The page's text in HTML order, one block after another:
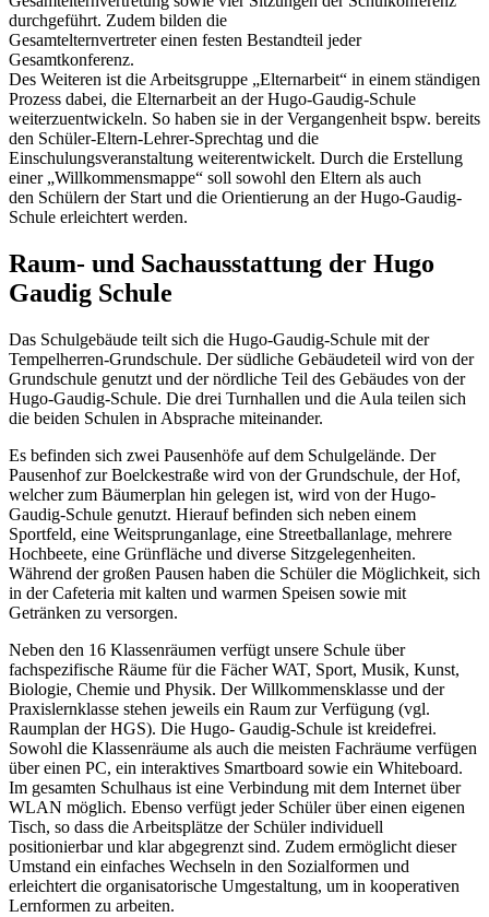
durchgeführt. Zudem bilden die
Gesamtelternvertreter einen festen Bestandteil jeder
Gesamtkonferenz.
Des Weiteren ist die Arbeitsgruppe „Elternarbeit“ in einem ständigen
Prozess dabei, die Elternarbeit an der Hugo-Gaudig-Schule
weiterzuentwickeln. So haben sie in der Vergangenheit bspw. bereits
den Schüler-Eltern-Lehrer-Sprechtag und die
Einschulungsveranstaltung weiterentwickelt. Durch die Erstellung
einer „Willkommensmappe“ soll sowohl den Eltern als auch
den Schülern der Start und die Orientierung an der Hugo-Gaudig-
Schule erleichtert werden.
Raum- und Sachausstattung der Hugo
Gaudig Schule
Das Schulgebäude teilt sich die Hugo-Gaudig-Schule mit der
Tempelherren-Grundschule. Der südliche Gebäudeteil wird von der
Grundschule genutzt und der nördliche Teil des Gebäudes von der
Hugo-Gaudig-Schule. Die drei Turnhallen und die Aula teilen sich
die beiden Schulen in Absprache miteinander.
Es befinden sich zwei Pausenhöfe auf dem Schulgelände. Der
Pausenhof zur Boelckestraße wird von der Grundschule, der Hof,
welcher zum Bäumerplan hin gelegen ist, wird von der Hugo-
Gaudig-Schule genutzt. Hierauf befinden sich neben einem
Sportfeld, eine Weitsprunganlage, eine Streetballanlage, mehrere
Hochbeete, eine Grünfläche und diverse Sitzgelegenheiten.
Während der großen Pausen haben die Schüler die Möglichkeit, sich
in der Cafeteria mit kalten und warmen Speisen sowie mit
Getränken zu versorgen.
Neben den 16 Klassenräumen verfügt unsere Schule über
fachspezifische Räume für die Fächer WAT, Sport, Musik, Kunst,
Biologie, Chemie und Physik. Der Willkommensklasse und der
Praxislernklasse stehen jeweils ein Raum zur Verfügung (vgl.
Raumplan der HGS). Die Hugo- Gaudig-Schule ist kreidefrei.
Sowohl die Klassenräume als auch die meisten Fachräume verfügen
über einen PC, ein interaktives Smartboard sowie ein Whiteboard.
Im gesamten Schulhaus ist eine Verbindung mit dem Internet über
WLAN möglich. Ebenso verfügt jeder Schüler über einen eigenen
Tisch, so dass die Arbeitsplätze der Schüler individuell
positionierbar und klar abgegrenzt sind. Zudem ermöglicht dieser
Umstand ein einfaches Wechseln in den Sozialformen und
erleichtert die organisatorische Umgestaltung, um in kooperativen
Lernformen zu arbeiten.